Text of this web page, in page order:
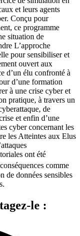
et leurs agents
Conçu pour
ce programme
situation de
L’approche
pour sensibiliser et
ouvert aux
d’un élu confronté à
d’une formation
à une crise cyber et
pratique, à travers un
de
et enfin d’une
cyber concernant les
les Atteintes aux Elus
ont été
comme
de données sensibles
le :